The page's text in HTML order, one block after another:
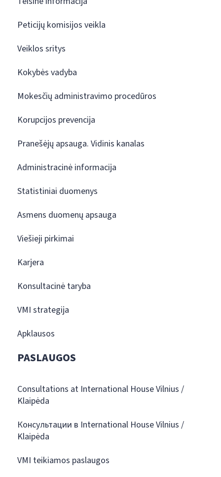
Peticijų komisijos veikla
Veiklos sritys
Kokybės vadyba
Mokesčių administravimo procedūros
Korupcijos prevencija
Pranešėjų apsauga. Vidinis kanalas
Administracinė informacija
Statistiniai duomenys
Asmens duomenų apsauga
Viešieji pirkimai
Karjera
Konsultacinė taryba
VMI strategija
Apklausos
PASLAUGOS
Consultations at International House Vilnius /
Klaipėda
Консультации в International House Vilnius /
Klaipėda
VMI teikiamos paslaugos